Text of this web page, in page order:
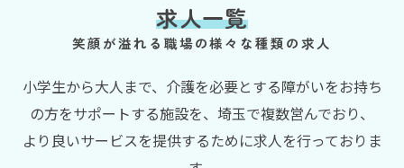
笑顔が溢れる職場の様々な種類の求人
求人一覧
小学生から大人まで、介護を必要とする障がいをお持ち
の方をサポートする施設を、埼玉で複数営んでおり、
より良いサービスを提供するために求人を行っておりま